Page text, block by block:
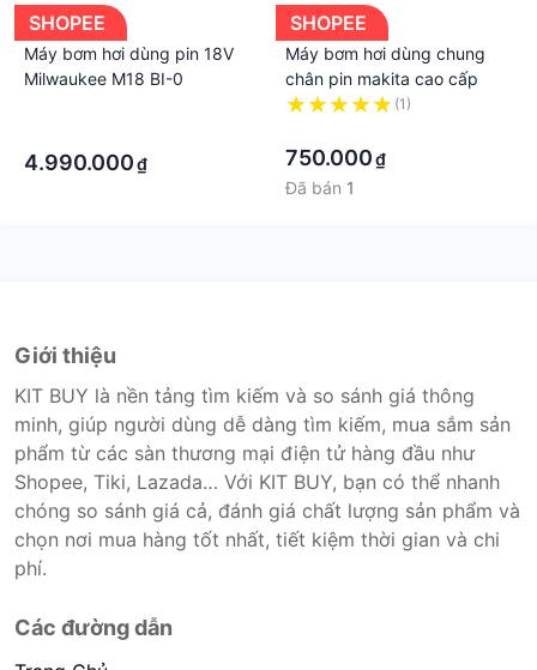
SHOPEE
Máy bơm hơi dùng pin 18V
Milwaukee M18 BI-0
4.990.000₫
SHOPEE
Máy bơm hơi dùng chung
chân pin makita cao cấp
(1)
750.000₫
Đã bán 1
Giới thiệu
KIT BUY là nền tảng tìm kiếm và so sánh giá thông
minh, giúp người dùng dễ dàng tìm kiếm, mua sắm sản
phẩm từ các sàn thương mại điện tử hàng đầu như
Shopee, Tiki, Lazada… Với KIT BUY, bạn có thể nhanh
chóng so sánh giá cả, đánh giá chất lượng sản phẩm và
chọn nơi mua hàng tốt nhất, tiết kiệm thời gian và chi
phí.
Các đường dẫn